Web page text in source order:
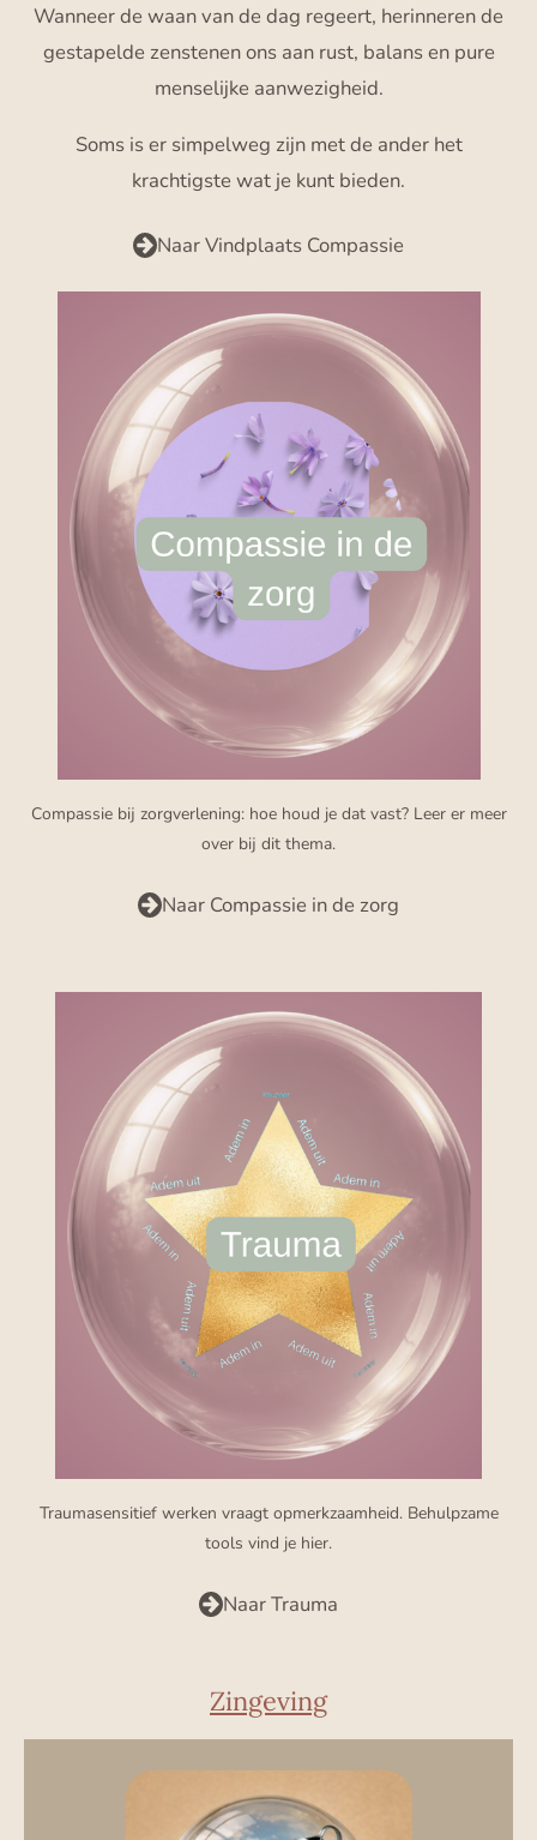
Wanneer de waan van de dag regeert, herinneren de
gestapelde zenstenen ons aan rust, balans en pure
menselijke aanwezigheid.
Soms is er simpelweg zijn met de ander het
krachtigste wat je kunt bieden.
Naar Vindplaats Compassie
Compassie bij zorgverlening: hoe houd je dat vast? Leer er meer
over bij dit thema.
Naar Compassie in de zorg
Traumasensitief werken vraagt opmerkzaamheid. Behulpzame
tools vind je hier.
Naar Trauma
Zingeving